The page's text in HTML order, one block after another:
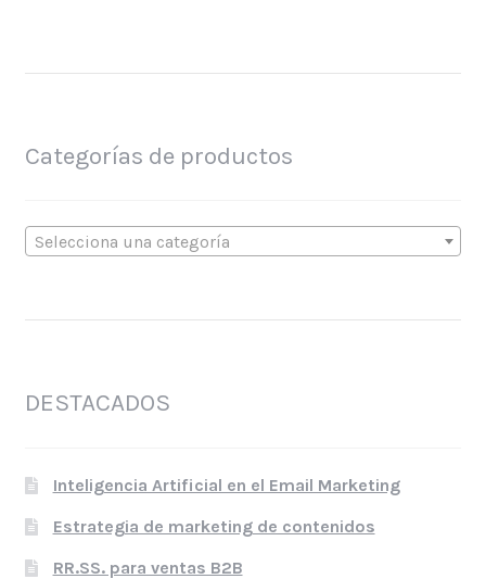
Categorías de productos
Selecciona una categoría
DESTACADOS
Inteligencia Artificial en el Email Marketing
Estrategia de marketing de contenidos
RR.SS. para ventas B2B